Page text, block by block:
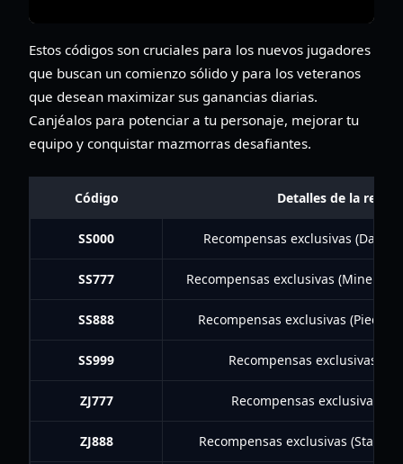
Estos códigos son cruciales para los nuevos jugadores
que buscan un comienzo sólido y para los veteranos
que desean maximizar sus ganancias diarias.
Canjéalos para potenciar a tu personaje, mejorar tu
equipo y conquistar mazmorras desafiantes.
Código Detalles de la
SS000 Recompensas exclusivas
SS777 Recompensas exclusivas (Mineral
SS888 Recompensas exclusivas
SS999 Recompensas exclusivas
ZJ777 Recompensas exclusivas
ZJ888 Recompensas exclusivas